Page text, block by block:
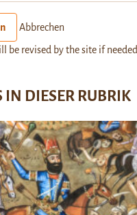
Abbrechen
be revised by the site if needed.
IN DIESER RUBRIK